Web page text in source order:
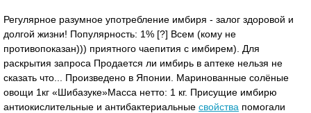
Регулярное разумное употребление имбиря - залог здоровой и
долгой жизни! Популярность: 1% [?] Всем (кому не
противопоказан))) приятного чаепития с имбирем). Для
раскрытия запроса Продается ли имбирь в аптеке нельзя не
сказать что... Произведено в Японии. Маринованные солёные
овощи 1кг «Шибазуке»Масса нетто: 1 кг. Присущие имбирю
антиокислительные и антибактериальные свойства помогали